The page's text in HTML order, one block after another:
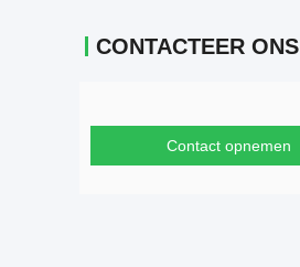
CONTACTEER ONS
Contact opnemen